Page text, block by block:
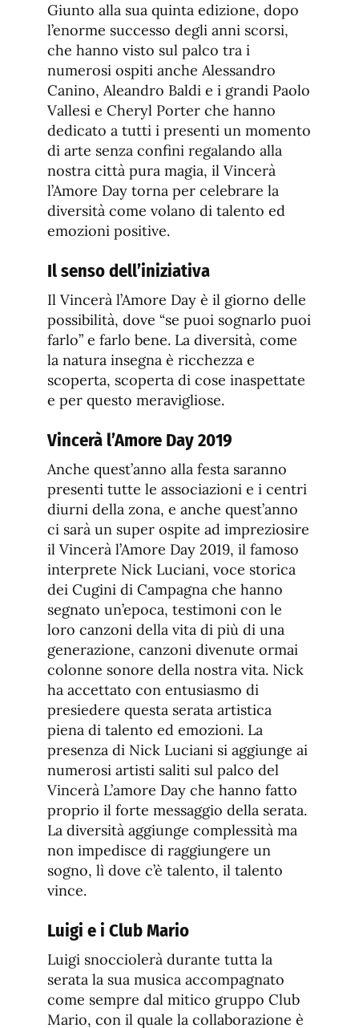
Giunto alla sua quinta edizione, dopo
l’enorme successo degli anni scorsi,
che hanno visto sul palco tra i
numerosi ospiti anche Alessandro
Canino, Aleandro Baldi e i grandi Paolo
Vallesi e Cheryl Porter che hanno
dedicato a tutti i presenti un momento
di arte senza confini regalando alla
nostra città pura magia, il Vincerà
l’Amore Day torna per celebrare la
diversità come volano di talento ed
emozioni positive.
Il senso dell’iniziativa
Il Vincerà l’Amore Day è il giorno delle
possibilità, dove “se puoi sognarlo puoi
farlo” e farlo bene. La diversità, come
la natura insegna è ricchezza e
scoperta, scoperta di cose inaspettate
e per questo meravigliose.
Vincerà l’Amore Day 2019
Anche quest’anno alla festa saranno
presenti tutte le associazioni e i centri
diurni della zona, e anche quest’anno
ci sarà un super ospite ad impreziosire
il Vincerà l’Amore Day 2019, il famoso
interprete Nick Luciani, voce storica
dei Cugini di Campagna che hanno
segnato un’epoca, testimoni con le
loro canzoni della vita di più di una
generazione, canzoni divenute ormai
colonne sonore della nostra vita. Nick
ha accettato con entusiasmo di
presiedere questa serata artistica
piena di talento ed emozioni. La
presenza di Nick Luciani si aggiunge ai
numerosi artisti saliti sul palco del
Vincerà L’amore Day che hanno fatto
proprio il forte messaggio della serata.
La diversità aggiunge complessità ma
non impedisce di raggiungere un
sogno, lì dove c’è talento, il talento
vince.
Luigi e i Club Mario
Luigi snocciolerà durante tutta la
serata la sua musica accompagnato
come sempre dal mitico gruppo Club
Mario, con il quale la collaborazione è